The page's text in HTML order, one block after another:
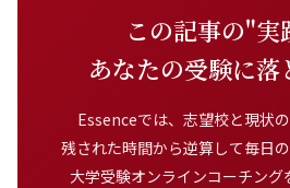
この記事の"実
あなたの受験に落
Essenceでは、志望校と現状の
残された時間から逆算して毎日
大学受験オンラインコーチング